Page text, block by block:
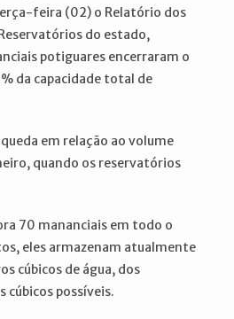
feira (02) o Relatório dos
do estado,
potiguares encerraram o
da capacidade total de
em relação ao volume
quando os reservatórios
70 mananciais em todo o
eles armazenam atualmente
cúbicos de água, dos
cúbicos possíveis.